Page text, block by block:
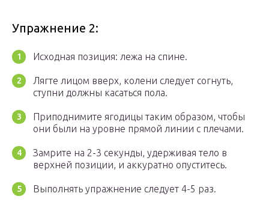
Упражнение 2:
Исходная позиция: лежа на спине.
Лягте лицом вверх, колени следует согнуть,
ступни должны касаться пола.
Приподнимите ягодицы таким образом, чтобы
они были на уровне прямой линии с плечами.
Замрите на 2-3 секунды, удерживая тело в
верхней позиции, и аккуратно опуститесь.
Выполнять упражнение следует 4-5 раз.